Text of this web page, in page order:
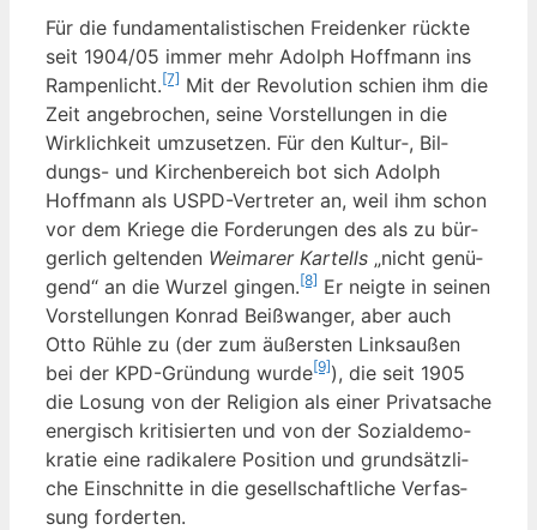
Für die fun­da­men­ta­lis­ti­schen Frei­den­ker rück­te
seit 1904/05 immer mehr Adolph Hoff­mann ins
Ram­pen­licht.[7] Mit der Revo­lu­ti­on schien ihm die
Zeit ange­bro­chen, sei­ne Vor­stel­lun­gen in die
Wirk­lich­keit umzu­set­zen. Für den Kultur‑, Bil­
dungs- und Kir­chen­be­reich bot sich Adolph
Hoff­mann als USPD-Ver­tre­ter an, weil ihm schon
vor dem Krie­ge die For­de­run­gen des als zu bür­
ger­lich gel­ten­den Wei­ma­rer Kar­tells „nicht genü­
gend“ an die Wur­zel gin­gen.[8] Er neig­te in sei­nen
Vor­stel­lun­gen Kon­rad Beiß­wan­ger, aber auch
Otto Rüh­le zu (der zum äußers­ten Links­au­ßen
bei der KPD-Grün­dung wur­de[9]), die seit 1905
die Losung von der Reli­gi­on als einer Pri­vat­sa­che
ener­gisch kri­ti­sier­ten und von der Sozi­al­de­mo­
kra­tie eine radi­ka­le­re Posi­ti­on und grund­sätz­li­
che Ein­schnit­te in die gesell­schaft­li­che Ver­fas­
sung forderten.